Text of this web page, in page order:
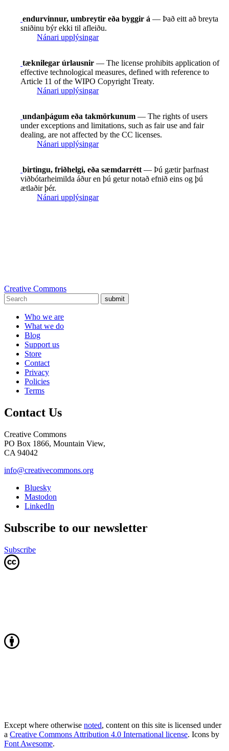
endurvinnur, umbreytir eða byggir á — Það eitt að breyta
sniðinu býr ekki til afleiðu.
Nánari upplýsingar
tæknilegar úrlausnir — The license prohibits application of
effective technological measures, defined with reference to
Article 11 of the WIPO Copyright Treaty.
Nánari upplýsingar
undanþágum eða takmörkunum — The rights of users
under exceptions and limitations, such as fair use and fair
dealing, are not affected by the CC licenses.
Nánari upplýsingar
birtingu, friðhelgi, eða sæmdarrétt — Þú gætir þarfnast
viðbótarheimilda áður en þú getur notað efnið eins og þú
ætlaðir þér.
Nánari upplýsingar
Creative Commons
submit
Who we are
What we do
Blog
Support us
Store
Contact
Privacy
Policies
Terms
Contact Us
Creative Commons
PO Box 1866, Mountain View,
CA 94042
info@creativecommons.org
Bluesky
Mastodon
LinkedIn
Subscribe to our newsletter
Subscribe
Except where otherwise noted, content on this site is licensed under
a Creative Commons Attribution 4.0 International license. Icons by
Font Awesome.